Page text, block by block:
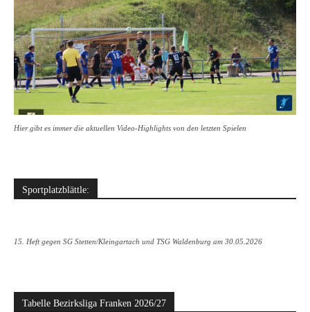
Hier gibt es immer die aktuellen Video-Highlights von den letzten Spielen
Sportplatzblättle:
15. Heft gegen SG Stetten/Kleingartach und TSG Waldenburg am 30.05.2026
Tabelle Bezirksliga Franken 2026/27